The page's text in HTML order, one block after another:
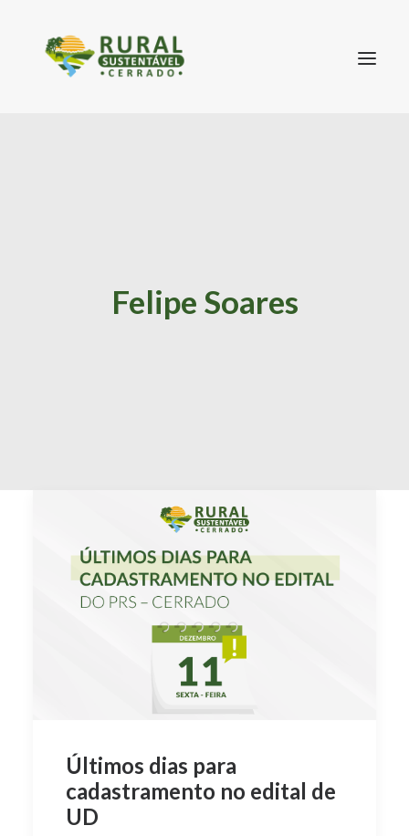
Felipe Soares
Últimos dias para
cadastramento no edital de
UD